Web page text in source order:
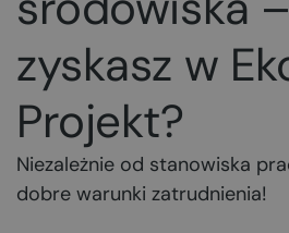
zyskasz w
Projekt?
Niezależnie od stanowiska
dobre warunki zatrudnienia!